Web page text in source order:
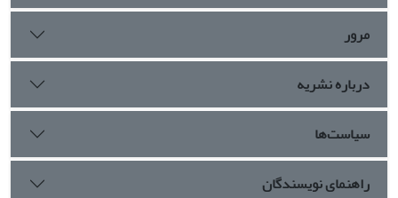
مرور
درباره نشریه
سیاست‌ها
راهنمای نویسندگان